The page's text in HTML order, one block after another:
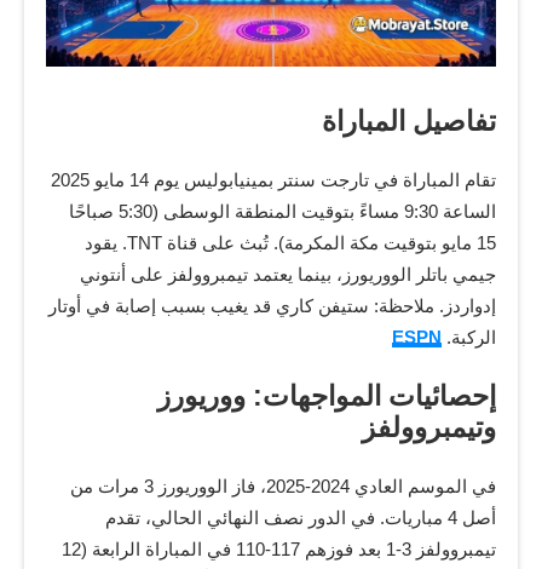
تفاصيل المباراة
تقام المباراة في تارجت سنتر بمينيابوليس يوم 14 مايو 2025
الساعة 9:30 مساءً بتوقيت المنطقة الوسطى (5:30 صباحًا
15 مايو بتوقيت مكة المكرمة). تُبث على قناة TNT. يقود
جيمي باتلر الووريورز، بينما يعتمد تيمبروولفز على أنتوني
إدواردز. ملاحظة: ستيفن كاري قد يغيب بسبب إصابة في أوتار
الركبة. ESPN
إحصائيات المواجهات: ووريورز
وتيمبروولفز
في الموسم العادي 2024-2025، فاز الووريورز 3 مرات من
أصل 4 مباريات. في الدور نصف النهائي الحالي، تقدم
تيمبروولفز 3-1 بعد فوزهم 117-110 في المباراة الرابعة (12